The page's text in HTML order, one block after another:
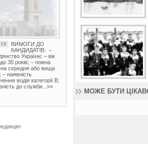
ВИМОГИ ДО
КАНДИДАТІВ: –
України; – вік
35 років; – повна
середня або вища
– наявність
водія категорії В;
до служби...»»
МОЖЕ БУТИ